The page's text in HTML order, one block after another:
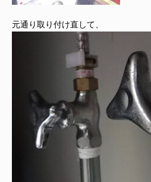
元通り取り付け直して、